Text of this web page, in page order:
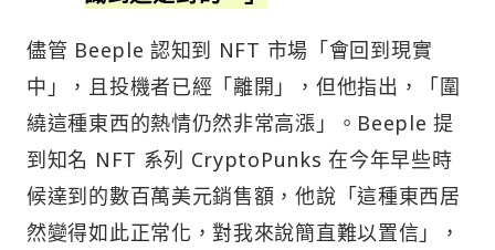
儘管 Beeple 認知到 NFT 市場「會回到現實
中」，且投機者已經「離開」，但他指出，「圍
繞這種東西的熱情仍然非常高漲」。Beeple 提
到知名 NFT 系列 CryptoPunks 在今年早些時
候達到的數百萬美元銷售額，他說「這種東西居
然變得如此正常化，對我來說簡直難以置信」，